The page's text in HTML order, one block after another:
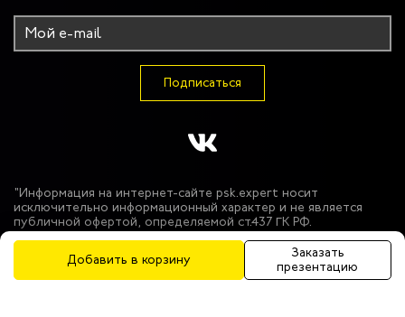
Добавить в корзину
Заказать
презентацию
Подписаться
"Информация на интернет-сайте psk.expert носит
исключительно информационный характер и не является
публичной офертой, определяемой ст.437 ГК РФ.
Производитель оставляет за собой право в одностороннем
порядке вносить изменения в состав материалов,
используемых в производстве продукции, при условии
сохранения функциональных и защитных свойств продукции.